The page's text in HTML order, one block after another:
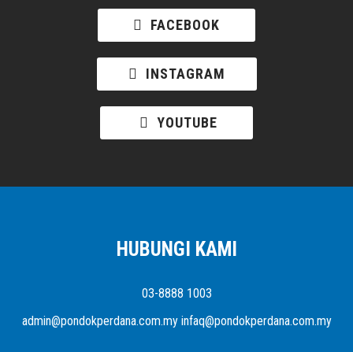
FACEBOOK
INSTAGRAM
YOUTUBE
HUBUNGI KAMI
03-8888 1003
admin@pondokperdana.com.my infaq@pondokperdana.com.my